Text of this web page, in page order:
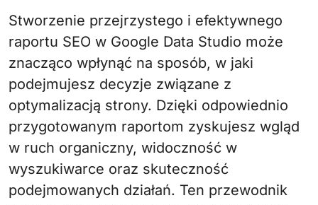
Stworzenie przejrzystego i efektywnego
raportu SEO w Google Data Studio może
znacząco wpłynąć na sposób, w jaki
podejmujesz decyzje związane z
optymalizacją strony. Dzięki odpowiednio
przygotowanym raportom zyskujesz wgląd
w ruch organiczny, widoczność w
wyszukiwarce oraz skuteczność
podejmowanych działań. Ten przewodnik